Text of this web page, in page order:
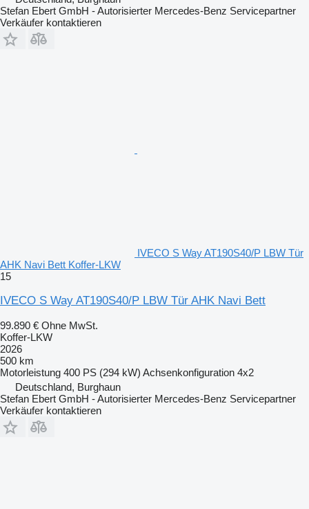
Stefan Ebert GmbH - Autorisierter Mercedes-Benz Servicepartner
Verkäufer kontaktieren
IVECO S Way AT190S40/P LBW Tür
AHK Navi Bett Koffer-LKW
15
IVECO S Way AT190S40/P LBW Tür AHK Navi Bett
99.890 € Ohne MwSt.
Koffer-LKW
2026
500 km
Motorleistung 400 PS (294 kW) Achsenkonfiguration 4x2
Deutschland, Burghaun
Stefan Ebert GmbH - Autorisierter Mercedes-Benz Servicepartner
Verkäufer kontaktieren